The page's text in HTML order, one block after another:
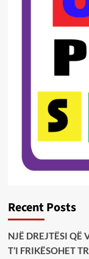
Recent Posts
NJË DREJTËSI QË
T’I FRIKËSOHET